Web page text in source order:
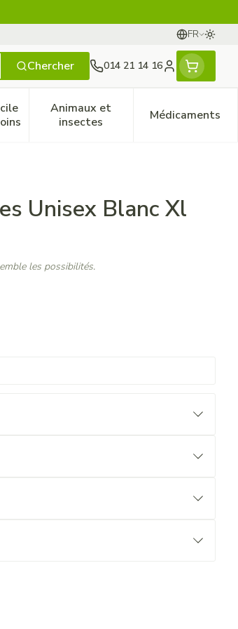
FR
Langues
Chercher 014 21 14 16
Menu client
50+
la catégorie Naturopathie
le sous-menu pour la catégorie Soins à
Animaux et
insectesAfficher le sous-menu pour
Médicaments
Afficher
Unisex Blanc Xl
les possibilités.